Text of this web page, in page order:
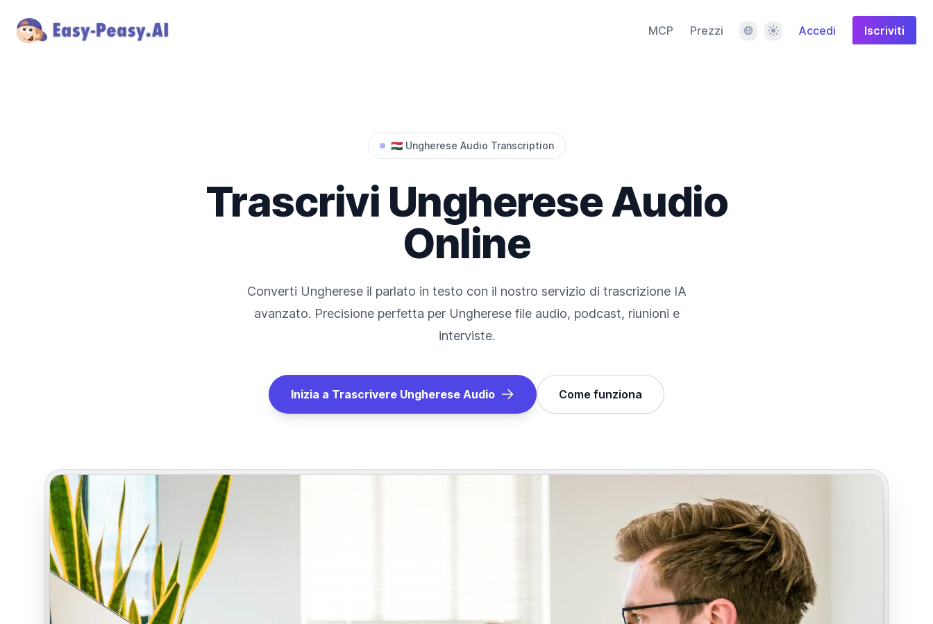
MCP Prezzi LinguaTema Accedi Iscriviti
🇭🇺 Ungherese Audio Transcription
Trascrivi UnghereseAudio
Online
Converti Ungherese il parlato in testo con il nostro servizio di trascrizione IA
avanzato. Precisione perfetta per Ungherese file audio, podcast, riunioni e
interviste.
Inizia a Trascrivere Ungherese Audio Come funziona